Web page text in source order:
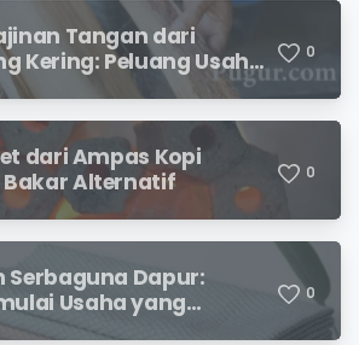
Tangan dari
Kering: Peluang Usaha
Jual
0
dari Ampas Kopi
Alternatif
0
Serbaguna Dapur:
Usaha yang
Pebisnis Pemula
0